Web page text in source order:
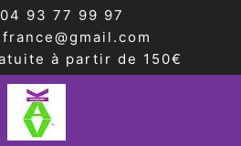
93 77 99 97
à partir de 150€